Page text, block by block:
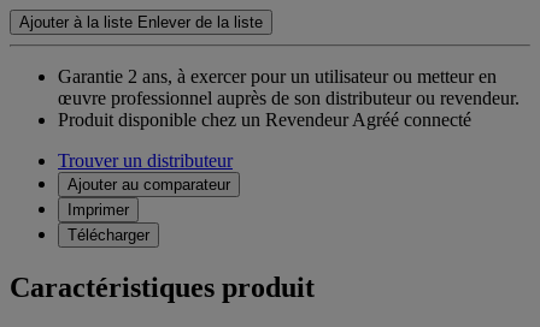
Ajouter à la liste Enlever de la liste
Garantie 2 ans, à exercer pour un utilisateur ou metteur en
œuvre professionnel auprès de son distributeur ou revendeur.
Produit disponible chez un Revendeur Agréé connecté
Trouver un distributeur
Ajouter au comparateur
Imprimer
Télécharger
Caractéristiques produit